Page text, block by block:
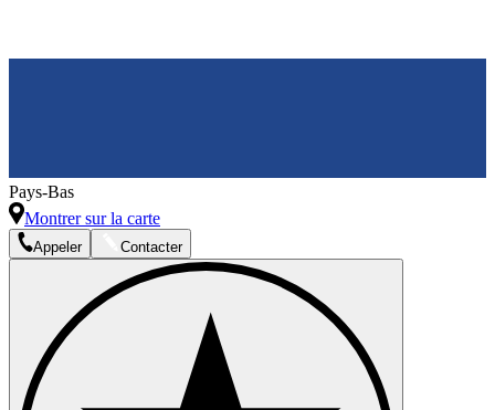
Pays-Bas
Montrer sur la carte
Appeler Contacter